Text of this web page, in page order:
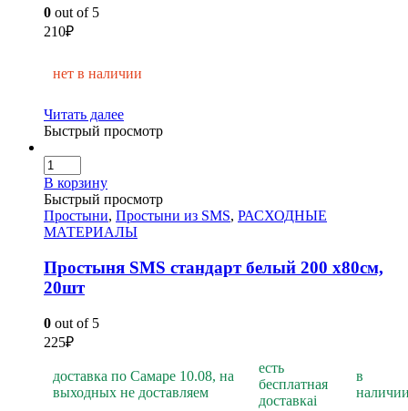
0 out of 5
210₽
нет в наличии
Читать далее
Быстрый просмотр
В корзину
Быстрый просмотр
Простыни, Простыни из SMS, РАСХОДНЫЕ
МАТЕРИАЛЫ
Простыня SMS стандарт белый 200 х80см,
20шт
0 out of 5
225₽
доставка по Самаре 10.08, на
выходных не доставляем
есть
бесплатная
доставкаi
в